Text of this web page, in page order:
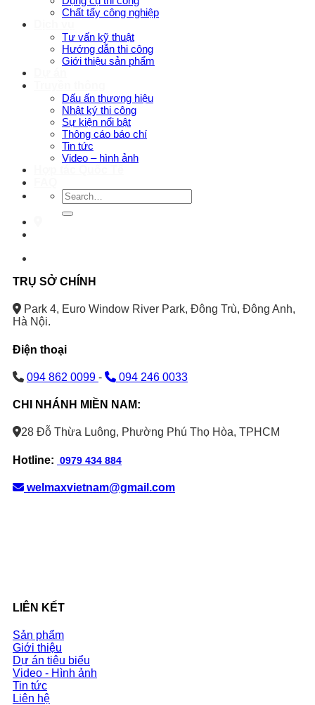
Chất tẩy công nghiệp
Tư vấn kỹ thuật
Hướng dẫn thi công
Giới thiệu sản phẩm
Dấu ấn thương hiệu
Nhật ký thi công
Sự kiện nổi bật
Thông cáo báo chí
Tin tức
Video – hình ảnh
Search
for:
TRỤ SỞ CHÍNH
Park 4, Euro Window River Park, Đông Trù, Đông Anh,
Hà Nội.
Điện thoại
094 862 0099 - 094 246 0033
CHI NHÁNH MIỀN NAM:
28 Đỗ Thừa Luông, Phường Phú Thọ Hòa, TPHCM
Hotline: 0979 434 884
welmaxvietnam@gmail.com
LIÊN KẾT
Sản phẩm
Giới thiệu
Dự án tiêu biểu
Video - Hình ảnh
Tin tức
Liên hệ